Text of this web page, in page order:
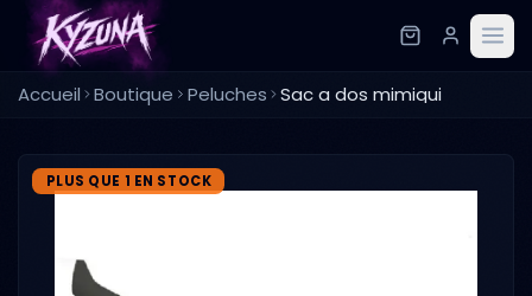
Accueil Boutique Peluches Sac a dos mimiqui
PLUS QUE 1 EN STOCK